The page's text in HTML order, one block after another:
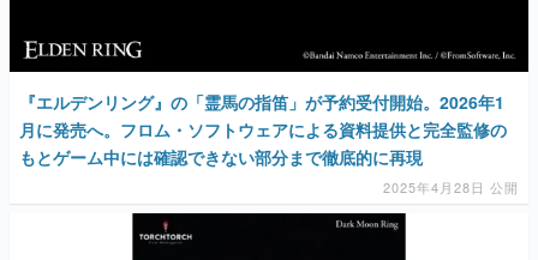
『エルデンリング』の「霊馬の指笛」が予約受付開始。2026年1
月に発売へ。フロム・ソフトウェアによる資料提供と完全監修の
もとゲーム中には確認できない部分まで徹底的に再現
2025年4月28日 公開